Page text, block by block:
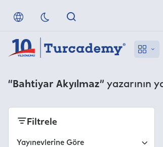
“Bahtiyar Akyılmaz” yazarının
Filtrele
Yayınevlerine Göre